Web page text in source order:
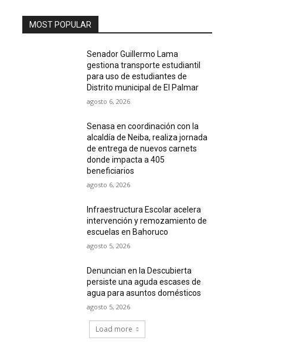
MOST POPULAR
Senador Guillermo Lama
gestiona transporte estudiantil
para uso de estudiantes de
Distrito municipal de El Palmar
agosto 6, 2026
Senasa en coordinación con la
alcaldía de Neiba, realiza jornada
de entrega de nuevos carnets
donde impacta a 405
beneficiarios
agosto 6, 2026
Infraestructura Escolar acelera
intervención y remozamiento de
escuelas en Bahoruco
agosto 5, 2026
Denuncian en la Descubierta
persiste una aguda escases de
agua para asuntos domésticos
agosto 5, 2026
Load more